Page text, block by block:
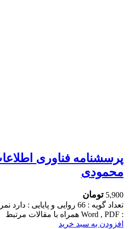
پرسشنامه فناوری
محمودی
5,900 تومان
تعداد گویه : 66 روایی و پایایی
: Word , PDF همراه با مقالات مرتبط
افزودن به سبد خرید